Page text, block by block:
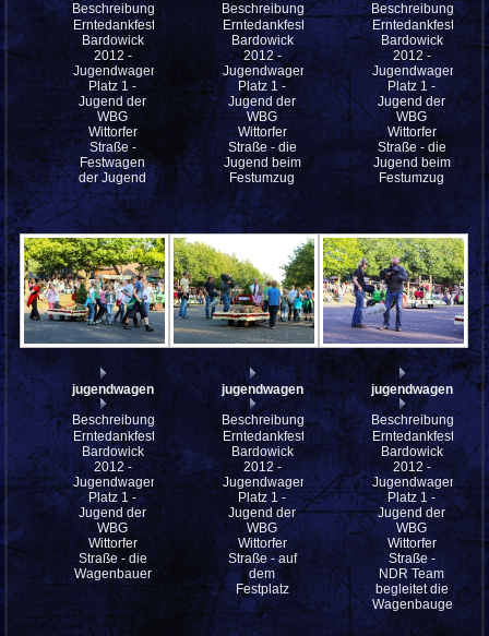
Beschreibung:
Erntedankfest
Bardowick
2012 -
Jugendwagen
Platz 1 -
Jugend der
WBG
Wittorfer
Straße -
Festwagen
der Jugend
Beschreibung:
Erntedankfest
Bardowick
2012 -
Jugendwagen
Platz 1 -
Jugend der
WBG
Wittorfer
Straße - die
Jugend beim
Festumzug
Beschreibung:
Erntedankfest
Bardowick
2012 -
Jugendwagen
Platz 1 -
Jugend der
WBG
Wittorfer
Straße - die
Jugend beim
Festumzug
jugendwagen_2012_p1_mfw12__008634
Beschreibung:
Erntedankfest
Bardowick
2012 -
Jugendwagen
Platz 1 -
Jugend der
WBG
Wittorfer
Straße - die
Wagenbauer
jugendwagen_2012_p1_mfw12__008628
Beschreibung:
Erntedankfest
Bardowick
2012 -
Jugendwagen
Platz 1 -
Jugend der
WBG
Wittorfer
Straße - auf
dem
Festplatz
Beschreibung:
Erntedankfest
Bardowick
2012 -
Jugendwagen
Platz 1 -
Jugend der
WBG
Wittorfer
Straße -
NDR Team
begleitet die